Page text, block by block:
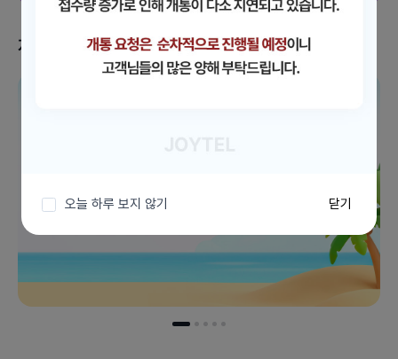
지금 받을 수 있는 혜택 이벤트 더보기
오늘 하루 보지 않기 닫기